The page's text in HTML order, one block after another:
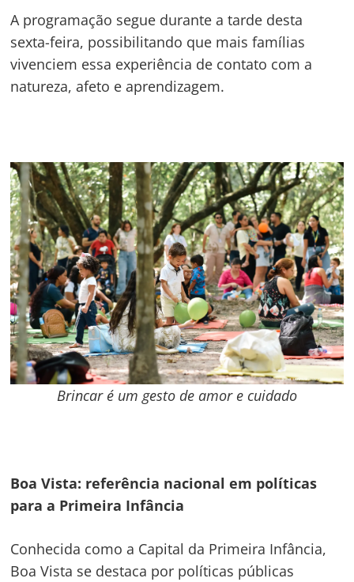
A programação segue durante a tarde desta
sexta-feira, possibilitando que mais famílias
vivenciem essa experiência de contato com a
natureza, afeto e aprendizagem.
Brincar é um gesto de amor e cuidado
Boa Vista: referência nacional em políticas
para a Primeira Infância
Conhecida como a Capital da Primeira Infância,
Boa Vista se destaca por políticas públicas